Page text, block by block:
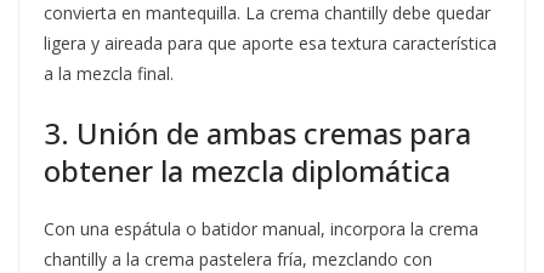
convierta en mantequilla. La crema chantilly debe quedar
ligera y aireada para que aporte esa textura característica
a la mezcla final.
3. Unión de ambas cremas para
obtener la mezcla diplomática
Con una espátula o batidor manual, incorpora la crema
chantilly a la crema pastelera fría, mezclando con